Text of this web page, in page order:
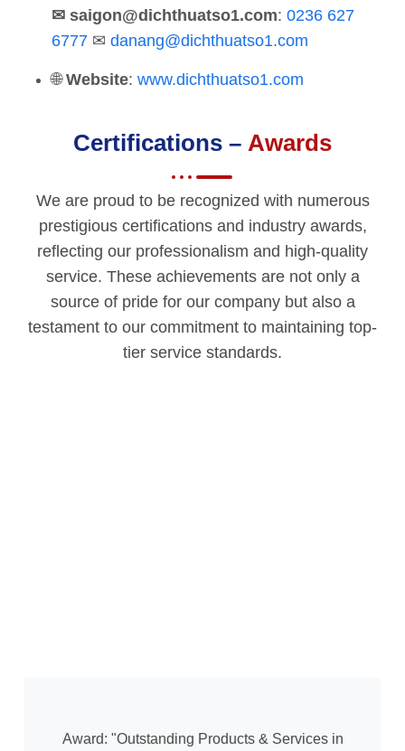
✉ saigon@dichthuatso1.com: 0236 627
6777 ✉ danang@dichthuatso1.com
🌐Website: www.dichthuatso1.com
Certifications – Awards
We are proud to be recognized with numerous
prestigious certifications and industry awards,
reflecting our professionalism and high-quality
service. These achievements are not only a
source of pride for our company but also a
testament to our commitment to maintaining top-
tier service standards.
Award: "Outstanding Products & Services in